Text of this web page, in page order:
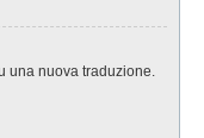
una nuova traduzione.